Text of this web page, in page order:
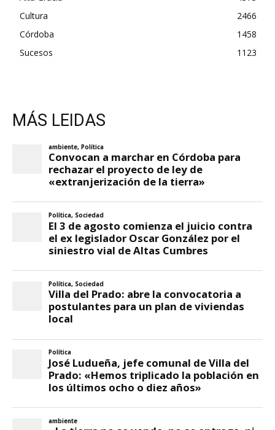
Cultura
2466
Córdoba
1458
Sucesos
1123
MÁS LEIDAS